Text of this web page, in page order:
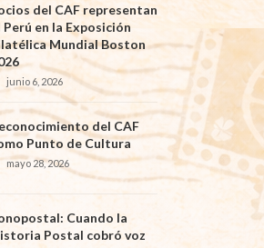
del CAF representan
Perú en la Exposición
Mundial Boston
junio 6, 2026
del CAF
Punto de Cultura
mayo 28, 2026
Cuando la
Postal cobró voz